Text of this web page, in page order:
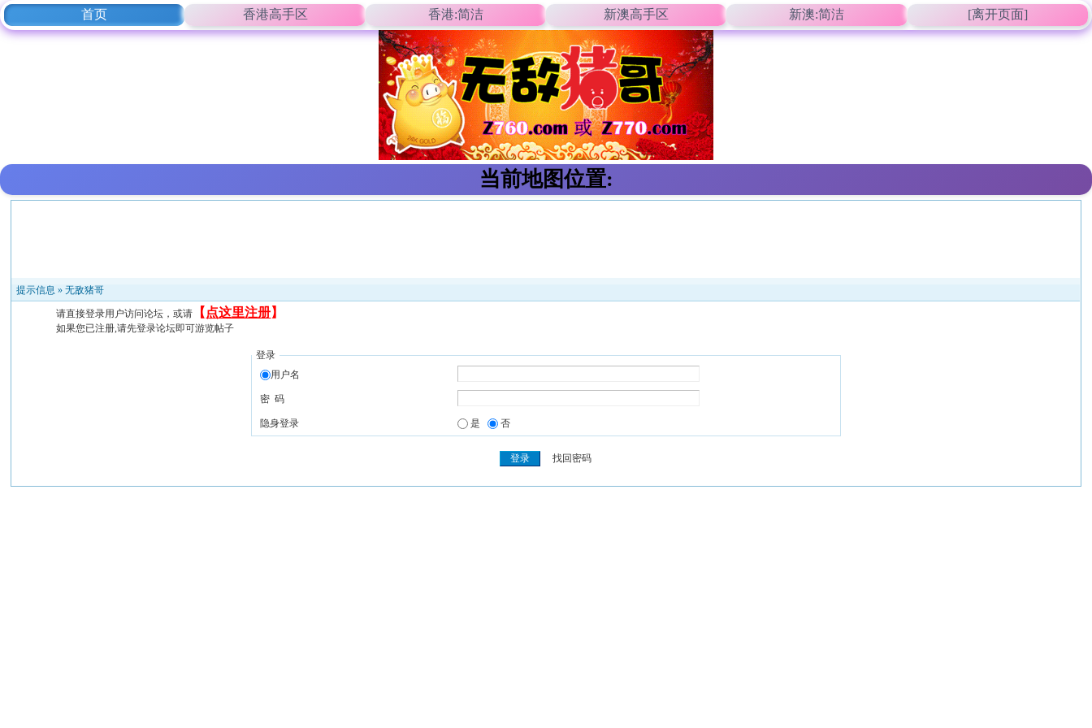
首页 香港高手区 香港:简洁 新澳高手区 新澳:简洁 [离开页面]
当前地图位置:
提示信息 »无敌猪哥
请直接登录用户访问论坛，或请 【 点这里注册】
如果您已注册,请先登录论坛即可游览帖子
登录
用户名
密 码
隐身登录 是 否
找回密码